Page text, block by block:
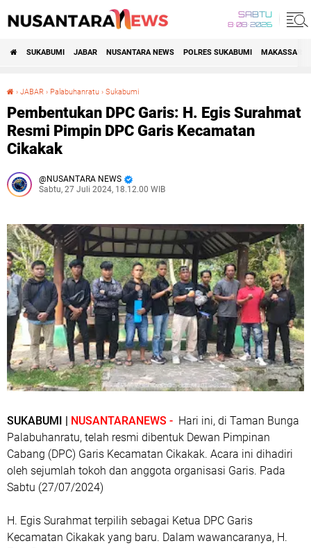
SABTU
8•08•2026
SUKABUMI JABAR NUSANTARA NEWS POLRES SUKABUMI MAKASSAR
› JABAR › Palabuhanratu › Sukabumi
Pembentukan DPC Garis: H. Egis Surahmat
Resmi Pimpin DPC Garis Kecamatan
Cikakak
NUSANTARA NEWS
Sabtu, 27 Juli 2024, 18.12.00 WIB
SUKABUMI | NUSANTARANEWS - Hari ini, di Taman Bunga
Palabuhanratu, telah resmi dibentuk Dewan Pimpinan
Cabang (DPC) Garis Kecamatan Cikakak. Acara ini dihadiri
oleh sejumlah tokoh dan anggota organisasi Garis. Pada
Sabtu (27/07/2024)
H. Egis Surahmat terpilih sebagai Ketua DPC Garis
Kecamatan Cikakak yang baru. Dalam wawancaranya, H.